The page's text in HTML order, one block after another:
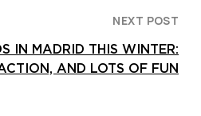
NEXT POST
IN MADRID THIS WINTER:
AND LOTS OF FUN